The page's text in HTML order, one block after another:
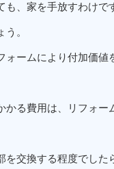
も、家を手放すわけ
。
ォームにより付加価
かる費用は、リフォー
を交換する程度でし